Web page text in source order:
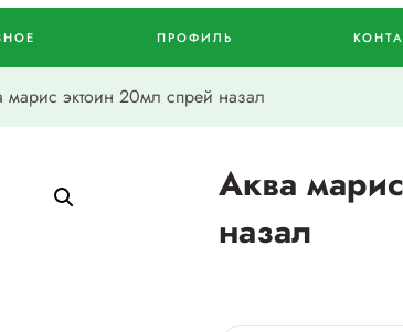
ПРОФИЛЬ
эктоин 20мл спрей назал
Аква
назал